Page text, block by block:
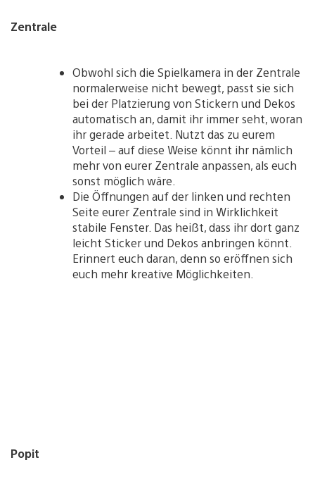
Zentrale
Obwohl sich die Spielkamera in der Zentrale
normalerweise nicht bewegt, passt sie sich
bei der Platzierung von Stickern und Dekos
automatisch an, damit ihr immer seht, woran
ihr gerade arbeitet. Nutzt das zu eurem
Vorteil – auf diese Weise könnt ihr nämlich
mehr von eurer Zentrale anpassen, als euch
sonst möglich wäre.
Die Öffnungen auf der linken und rechten
Seite eurer Zentrale sind in Wirklichkeit
stabile Fenster. Das heißt, dass ihr dort ganz
leicht Sticker und Dekos anbringen könnt.
Erinnert euch daran, denn so eröffnen sich
euch mehr kreative Möglichkeiten.
Popit